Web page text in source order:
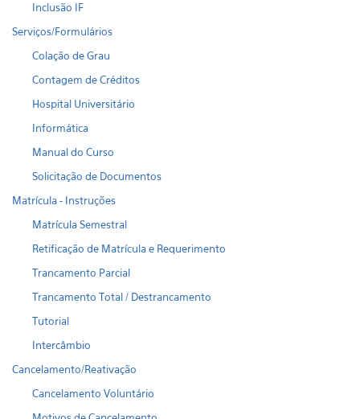
Inclusão IF
Serviços/Formulários
Colação de Grau
Contagem de Créditos
Hospital Universitário
Informática
Manual do Curso
Solicitação de Documentos
Matrícula - Instruções
Matrícula Semestral
Retificação de Matrícula e Requerimento
Trancamento Parcial
Trancamento Total / Destrancamento
Tutorial
Intercâmbio
Cancelamento/Reativação
Cancelamento Voluntário